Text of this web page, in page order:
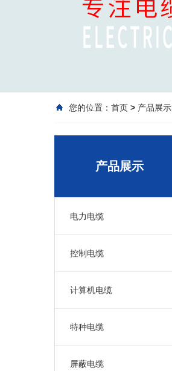
您的位置： 首页 > 产品展示
产品展示
电力电缆
控制电缆
计算机电缆
特种电缆
屏蔽电缆